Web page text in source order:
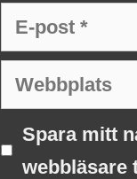
E-
post
Webbplats
Spara mitt
webbläsare